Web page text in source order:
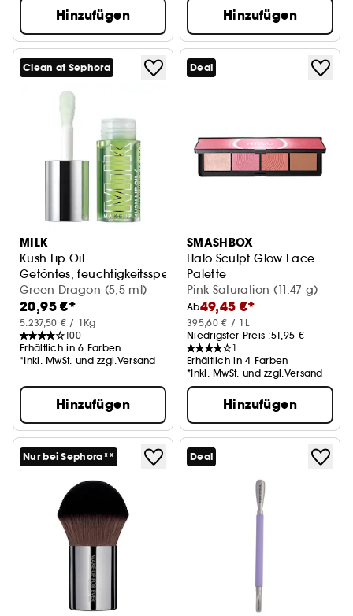
Hinzufügen Hinzufügen
Clean at Sephora
MILK
Kush Lip Oil
Getöntes, feuchtigkeitsspendendes Lippenöl
Green Dragon (5,5 ml)
20,95 €*
5.237,50 € / 1Kg
100
Erhältlich in 6 Farben
*Inkl. MwSt. und zzgl.Versand
Hinzufügen
Deal
SMASHBOX
Halo Sculpt Glow Face
Palette
All in one Gesichtspalette
Pink Saturation (11.47 g)
Ab49,45 €*
395,60 € / 1L
Niedrigster Preis :51,95 €
1
Erhältlich in 4 Farben
*Inkl. MwSt. und zzgl.Versand
Hinzufügen
Nur bei Sephora** Deal